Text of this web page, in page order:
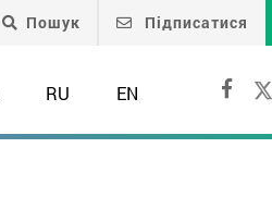
Пошук Підписатися
RU EN